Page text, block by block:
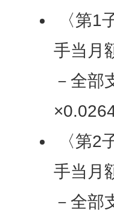
〈第1
手当月
－全部
〈第2
手当月
－全部